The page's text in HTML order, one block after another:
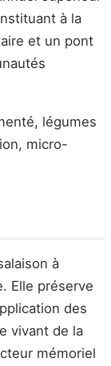
à la
et un pont
légumes
micro-
à
Elle préserve
des
vivant de la
mémoriel